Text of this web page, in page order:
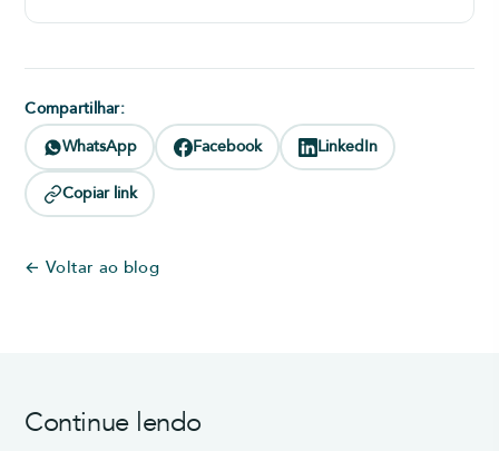
Compartilhar:
WhatsApp Facebook LinkedIn
Copiar link
← Voltar ao blog
Continue lendo